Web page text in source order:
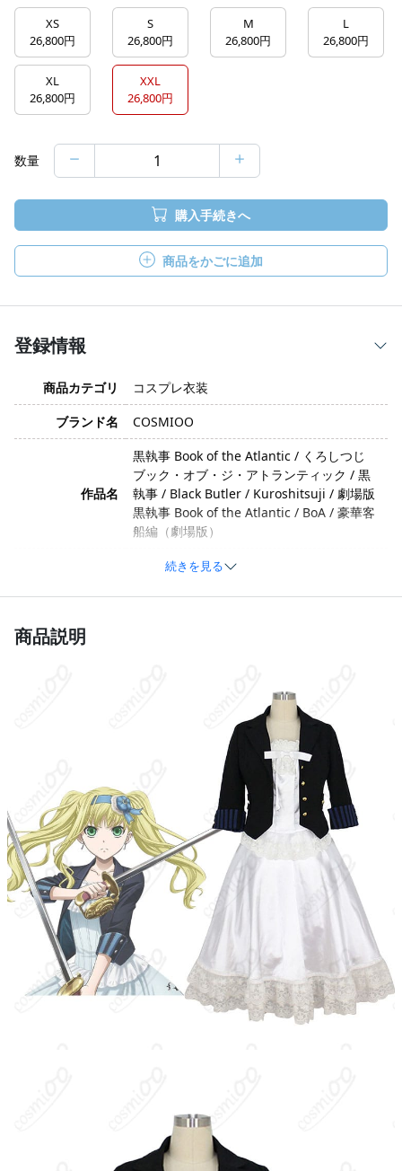
XS
26,800円
S
26,800円
M
26,800円
L
26,800円
XL
26,800円
XXL
26,800円
数量
購入手続きへ
商品をかごに追加
登録情報
商品カテゴリ
コスプレ衣装
ブランド名
COSMIOO
作品名
黒執事 Book of the Atlantic / くろしつじ
ブック・オブ・ジ・アトランティック / 黒
執事 / Black Butler / Kuroshitsuji / 劇場版
黒執事 Book of the Atlantic / BoA / 豪華客
船編（劇場版）
キャラクター
エリザベス・ミッドフォード / えりざべ
Elizabeth Midford / エリザベス・エセル・
ポリエステル、コットン、合成皮革（生産
ロットや技術向上により素材が変更される
場合があります）
セット内容
コート、ワンピース（生産ロットや技術向
上によりセット内容が変更される場合があ
ります）
サイズ
XS、S、M、L、XL、XXL
発送予定
加工に7～15営業日、配送に5～7営業日（※
土日祝除く）、合計で12～22営業日程度で
支払い方法
クレジットカード（VISA、Master、JCB、
Discover、AMERICAN EXPRESS）、
PayPal、銀行振込
コスプレイベント、写真撮影、舞台、公
新品未使用
続きを見る
商品説明